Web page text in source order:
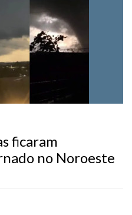
ficaram
no Noroeste